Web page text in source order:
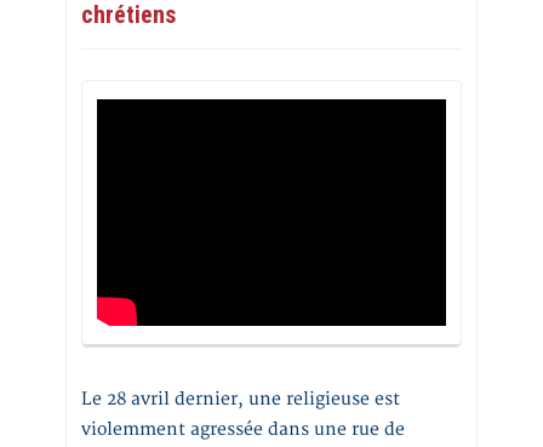
chrétiens
Le 28 avril dernier, une religieuse est
violemment agressée dans une rue de